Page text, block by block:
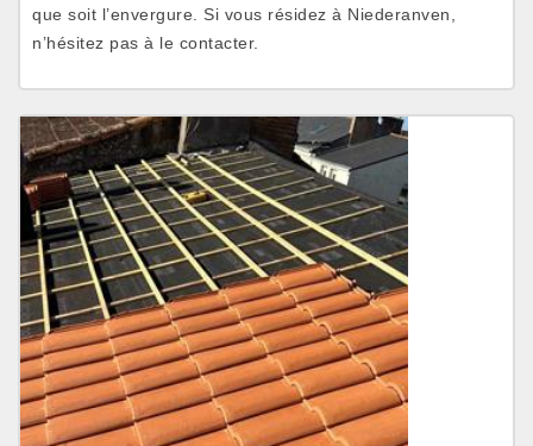
que soit l’envergure. Si vous résidez à Niederanven,
n’hésitez pas à le contacter.